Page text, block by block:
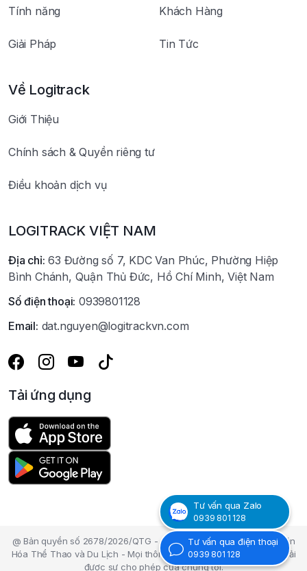
Tính năng
Giải Pháp
Khách Hàng
Tin Tức
Về Logitrack
Giới Thiệu
Chính sách & Quyền riêng tư
Điều khoản dịch vụ
LOGITRACK VIỆT NAM
Địa chỉ: 63 Đường số 7, KDC Van Phúc, Phường Hiệp
Bình Chánh, Quận Thủ Đức, Hồ Chí Minh, Việt Nam
Số điện thoại: 0939801128
Email: dat.nguyen@logitrackvn.com
Tải ứng dụng
@ Bản quyền số 2678/2026/QTG - Cục Bản Quyền tác giả - Bộ Văn
Hóa Thể Thao và Du Lịch - Mọi thông tin nội dung trên Website phải
được sự cho phép của chúng tôi.
Tư vấn qua Zalo
0939 801 128
Tư vấn qua điện thoại
0939 801 128